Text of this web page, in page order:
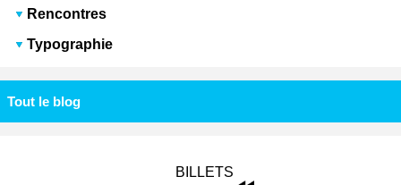
Rencontres
Typographie
Tout le blog
BILLETS